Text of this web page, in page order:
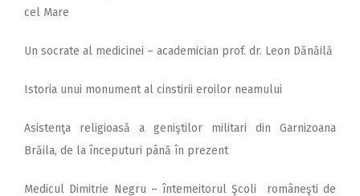
cel Mare
Un socrate al medicinei – academician prof. dr. Leon Dănăilă
Istoria unui monument al cinstirii eroilor neamului
Asistenţa religioasă a geniştilor militari din Garnizoana
Brăila, de la începuturi până în prezent
Medicul Dimitrie Negru – întemeitorul Şcoli româneşti de